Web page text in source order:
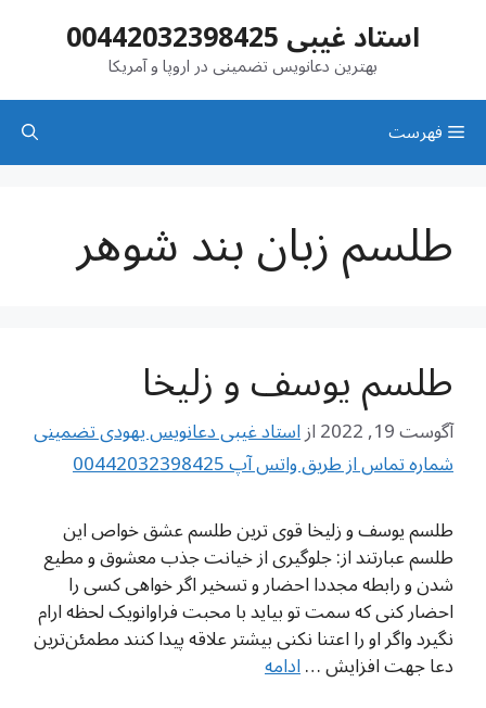
استاد غیبی 00442032398425
بهترین دعانویس تضمینی در اروپا و آمریکا
فهرست
طلسم زبان بند شوهر
طلسم یوسف و زلیخا
آگوست 19, 2022 ازاستاد غیبی دعانویس یهودی تضمینی
شماره تماس از طریق واتس آپ 00442032398425
طلسم یوسف و زلیخا قوی ترین طلسم عشق خواص این
طلسم عبارتند از: جلوگیری از خیانت جذب معشوق و مطیع
شدن و رابطه مجددا احضار و تسخیر اگر خواهی کسی را
احضار کنی که سمت تو بیاید با محبت فراوانویک لحظه ارام
نگیرد واگر او را اعتنا نکنی بیشتر علاقه پیدا کنند مطمئن‌ترین
دعا جهت افزایش …ادامه